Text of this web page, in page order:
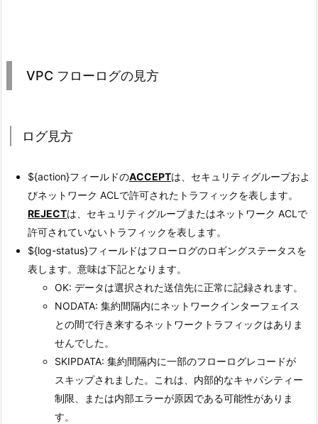
VPC フローログの見方
ログ見方
${action}フィールドのACCEPTは、セキュリティグループおよ
びネットワーク ACLで許可されたトラフィックを表します。
REJECTは、セキュリティグループまたはネットワーク ACLで
許可されていないトラフィックを表します。
${log-status}フィールドはフローログのロギングステータスを
表します。意味は下記となります。
OK: データは選択された送信先に正常に記録されます。
NODATA: 集約間隔内にネットワークインターフェイス
との間で行き来するネットワークトラフィックはありま
せんでした。
SKIPDATA: 集約間隔内に一部のフローログレコードが
スキップされました。これは、内部的なキャパシティー
制限、または内部エラーが原因である可能性がありま
す。